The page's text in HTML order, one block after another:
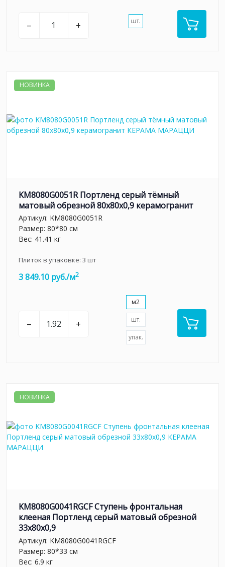
– + шт.
НОВИНКА
KM8080G0051R Портленд серый тёмный
матовый обрезной 80x80x0,9 керамогранит
Артикул: KM8080G0051R
Размер: 80*80 см
Вес: 41.41 кг
Плиток в упаковке: 3 шт
3 849.10 руб./м2
– +
м2
шт.
упак.
НОВИНКА
KM8080G0041RGCF Ступень фронтальная
клееная Портленд серый матовый обрезной
33x80x0,9
Артикул: KM8080G0041RGCF
Размер: 80*33 см
Вес: 6.9 кг